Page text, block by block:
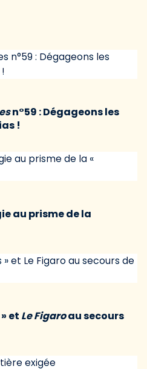
n°59 : Dégageons les
!
au prisme de la
et Le Figaroau secours